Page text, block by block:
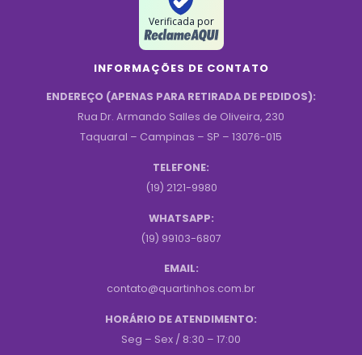
Verificada por
INFORMAÇÕES DE CONTATO
ENDEREÇO (APENAS PARA RETIRADA DE PEDIDOS):
Rua Dr. Armando Salles de Oliveira, 230
Taquaral – Campinas – SP – 13076-015
TELEFONE:
(19) 2121-9980
WHATSAPP:
(19) 99103-6807
EMAIL:
contato@quartinhos.com.br
HORÁRIO DE ATENDIMENTO:
Seg – Sex / 8:30 – 17:00